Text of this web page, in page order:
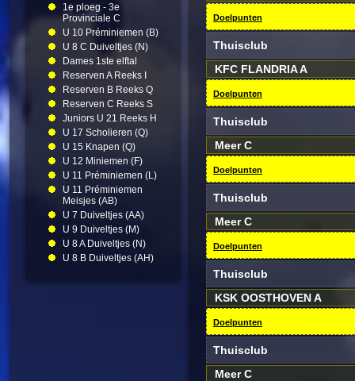
1e ploeg - 3e
Provinciale C
U 10 Préminiemen (B)
U 8 C Duiveltjes (N)
Dames 1ste elftal
Reserven A Reeks I
Reserven B Reeks Q
Reserven C Reeks S
Juniors U 21 Reeks H
U 17 Scholieren (Q)
U 15 Knapen (Q)
U 12 Miniemen (F)
U 11 Préminiemen (L)
U 11 Préminiemen
Meisjes (AB)
U 7 Duiveltjes (AA)
U 9 Duiveltjes (M)
U 8 A Duiveltjes (N)
U 8 B Duiveltjes (AH)
Doelpunten
Thuisclub
KFC FLANDRIA A
Doelpunten
Thuisclub
Meer C
Doelpunten
Thuisclub
Meer C
Doelpunten
Thuisclub
KSK OOSTHOVEN A
Doelpunten
Thuisclub
Meer C